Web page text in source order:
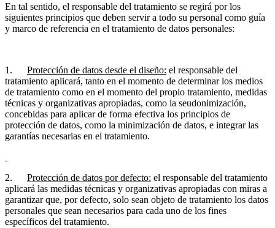
En tal sentido, el responsable del tratamiento se regirá por los
siguientes principios que deben servir a todo su personal como guía
y marco de referencia en el tratamiento de datos personales:
1. Protección de datos desde el diseño: el responsable del
tratamiento aplicará, tanto en el momento de determinar los medios
de tratamiento como en el momento del propio tratamiento, medidas
técnicas y organizativas apropiadas, como la seudonimización,
concebidas para aplicar de forma efectiva los principios de
protección de datos, como la minimización de datos, e integrar las
garantías necesarias en el tratamiento.
2. Protección de datos por defecto: el responsable del tratamiento
aplicará las medidas técnicas y organizativas apropiadas con miras a
garantizar que, por defecto, solo sean objeto de tratamiento los datos
personales que sean necesarios para cada uno de los fines
específicos del tratamiento.